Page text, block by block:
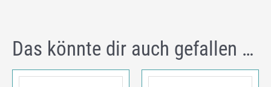
Das könnte dir auch gefallen …